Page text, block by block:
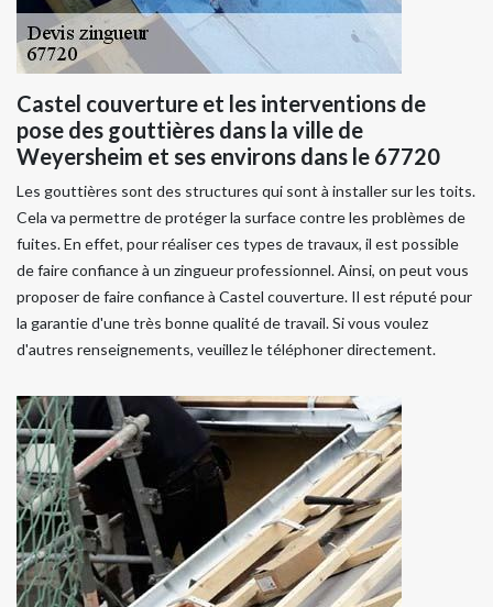
Castel couverture et les interventions de
pose des gouttières dans la ville de
Weyersheim et ses environs dans le 67720
Les gouttières sont des structures qui sont à installer sur les toits.
Cela va permettre de protéger la surface contre les problèmes de
fuites. En effet, pour réaliser ces types de travaux, il est possible
de faire confiance à un zingueur professionnel. Ainsi, on peut vous
proposer de faire confiance à Castel couverture. Il est réputé pour
la garantie d'une très bonne qualité de travail. Si vous voulez
d'autres renseignements, veuillez le téléphoner directement.